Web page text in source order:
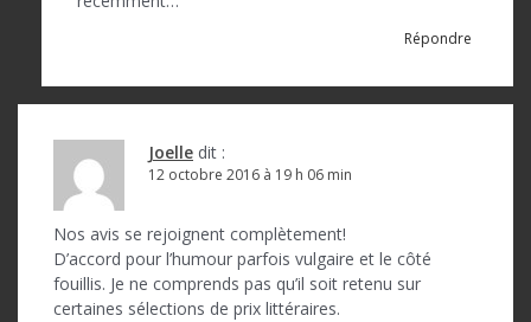
l
Répondre
Joelle dit :
12 octobre 2016 à 19 h 06 min
Nos avis se rejoignent complètement!
D’accord pour l’humour parfois vulgaire et le côté
fouillis. Je ne comprends pas qu’il soit retenu sur
certaines sélections de prix littéraires.